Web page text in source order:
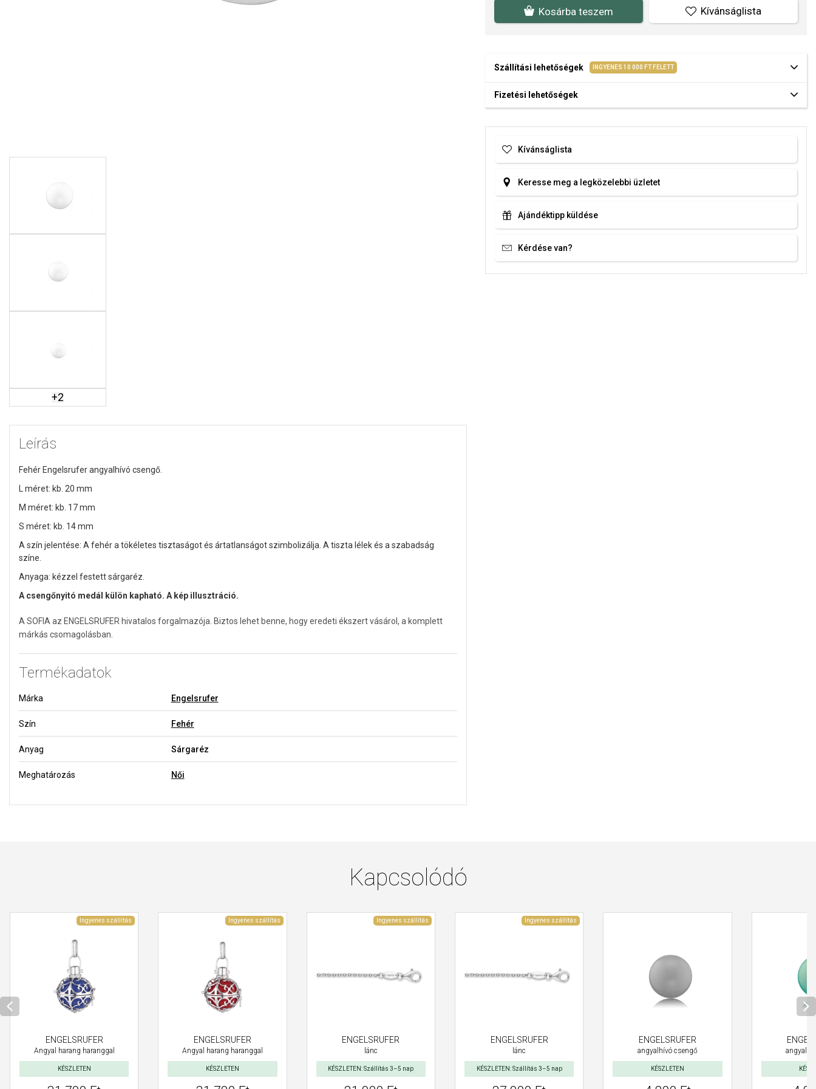
+2
Leírás
Fehér Engelsrufer angyalhívó csengő.
L méret: kb. 20 mm
M méret: kb. 17 mm
S méret: kb. 14 mm
A szín jelentése: A fehér a tökéletes tisztaságot és ártatlanságot szimbolizálja. A tiszta lélek és a szabadság
színe.
Anyaga: kézzel festett sárgaréz.
A csengőnyitó medál külön kapható. A kép illusztráció.
A SOFIA az ENGELSRUFER hivatalos forgalmazója. Biztos lehet benne, hogy eredeti ékszert vásárol, a komplett
márkás csomagolásban.
Termékadatok
Márka Engelsrufer
Szín Fehér
Anyag Sárgaréz
Meghatározás Női
Kosárba teszem Kívánságlista
Szállítási lehetőségek INGYENES 10 000 FT FELETT
Fizetési lehetőségek
Kívánságlista
Keresse meg a legközelebbi üzletet
Ajándéktipp küldése
Kérdése van?
Kapcsolódó
Ingyenes szállítás
ENGELSRUFER
Angyal harang haranggal
KÉSZLETEN
Ingyenes szállítás
ENGELSRUFER
Angyal harang haranggal
KÉSZLETEN
Ingyenes szállítás
ENGELSRUFER
lánc
KÉSZLETEN: Szállítás 3–5 nap
Ingyenes szállítás
ENGELSRUFER
lánc
KÉSZLETEN: Szállítás 3–5 nap
ENGELSRUFER
angyalhívó csengő
KÉSZLETEN